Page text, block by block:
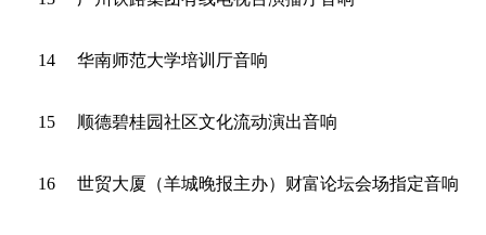
14 华南师范大学培训厅音响
15 顺德碧桂园社区文化流动演出音响
16 世贸大厦（羊城晚报主办）财富论坛会场指定音响